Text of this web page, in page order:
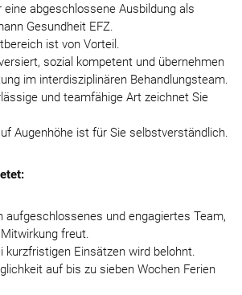
eine abgeschlossene Ausbildung als
Gesundheit EFZ.
ist von Vorteil.
sozial kompetent und übernehmen
im interdisziplinären Behandlungsteam.
und teamfähige Art zeichnet Sie
Augenhöhe ist für Sie selbstverständlich.
aufgeschlossenes und engagiertes Team,
freut.
kurzfristigen Einsätzen wird belohnt.
auf bis zu sieben Wochen Ferien